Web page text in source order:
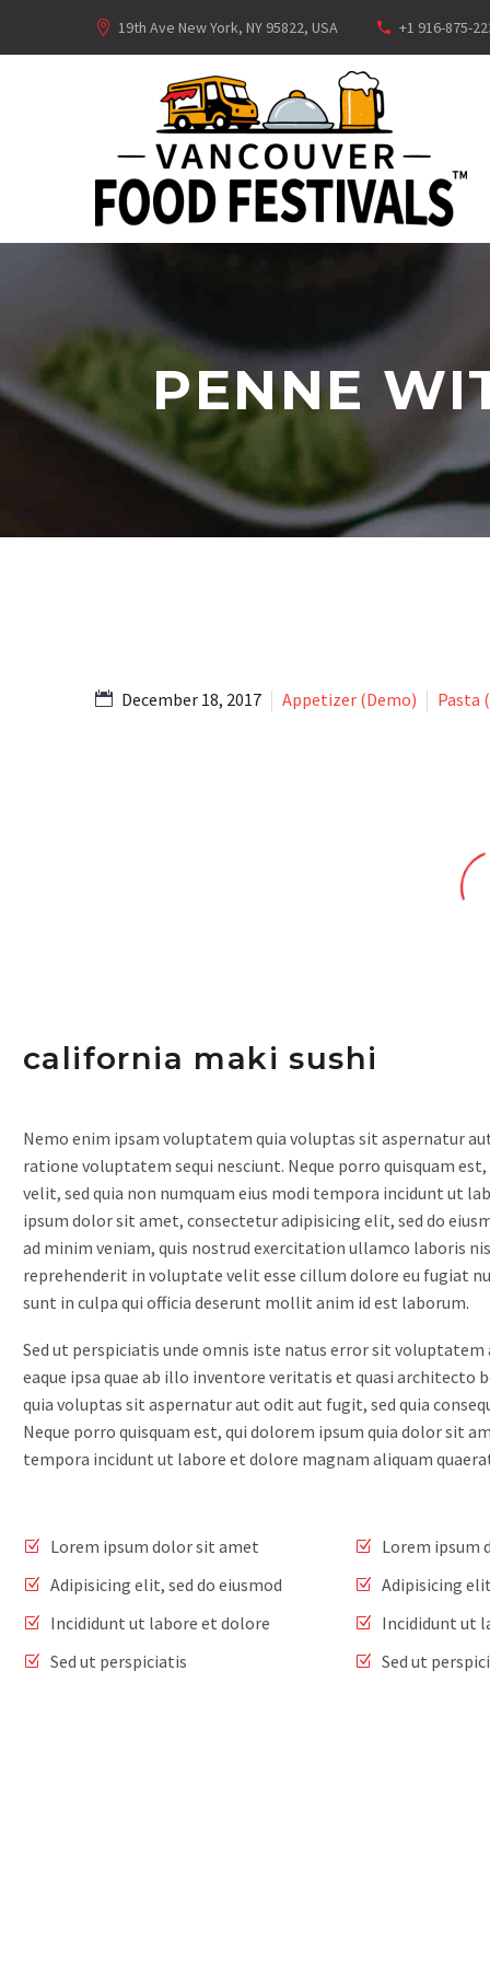
19th Ave New York, NY 95822, USA +1 916-875-
PENNE
December 18, 2017 Appetizer (Demo) Pasta
california maki sushi
Nemo enim ipsam voluptatem quia voluptas sit aspernatur
ratione voluptatem sequi nesciunt. Neque porro quisquam
velit, sed quia non numquam eius modi tempora incidunt ut
ipsum dolor sit amet, consectetur adipisicing elit, sed do
ad minim veniam, quis nostrud exercitation ullamco laboris
reprehenderit in voluptate velit esse cillum dolore eu fugiat
sunt in culpa qui officia deserunt mollit anim id est laborum.
Sed ut perspiciatis unde omnis iste natus error sit
eaque ipsa quae ab illo inventore veritatis et quasi
quia voluptas sit aspernatur aut odit aut fugit, sed quia
Neque porro quisquam est, qui dolorem ipsum quia dolor sit
tempora incidunt ut labore et dolore magnam aliquam
Lorem ipsum dolor sit amet
Adipisicing elit, sed do eiusmod
Incididunt ut labore et dolore
Sed ut perspiciatis
Lorem ipsum
Adipisicing
Incididunt ut
Sed ut